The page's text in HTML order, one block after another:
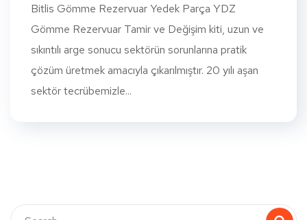
Bitlis Gömme Rezervuar Yedek Parça YDZ
Gömme Rezervuar Tamir ve Değişim kiti, uzun ve
sıkıntılı arge sonucu sektörün sorunlarına pratik
çözüm üretmek amacıyla çıkarılmıştır. 20 yılı aşan
sektör tecrübemizle...